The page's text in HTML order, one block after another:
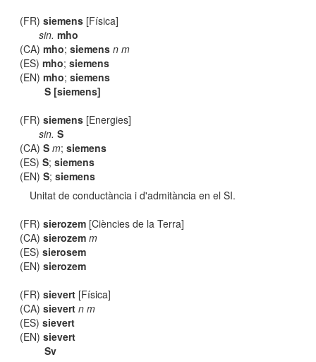
(FR)siemens [Física]
sin. mho
(CA)mho;siemens n m
(ES)mho;siemens
(EN)mho;siemens
S [siemens]
(FR)siemens [Energies]
sin. S
(CA)S m;siemens
(ES)S;siemens
(EN)S;siemens
Unitat de conductància i d'admitància en el SI.
(FR)sierozem [Ciències de la Terra]
(CA)sierozem m
(ES)sierosem
(EN)sierozem
(FR)sievert [Física]
(CA)sievert n m
(ES)sievert
(EN)sievert
Sv